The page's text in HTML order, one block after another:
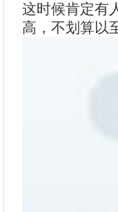
这时候肯定有
高，不划算以